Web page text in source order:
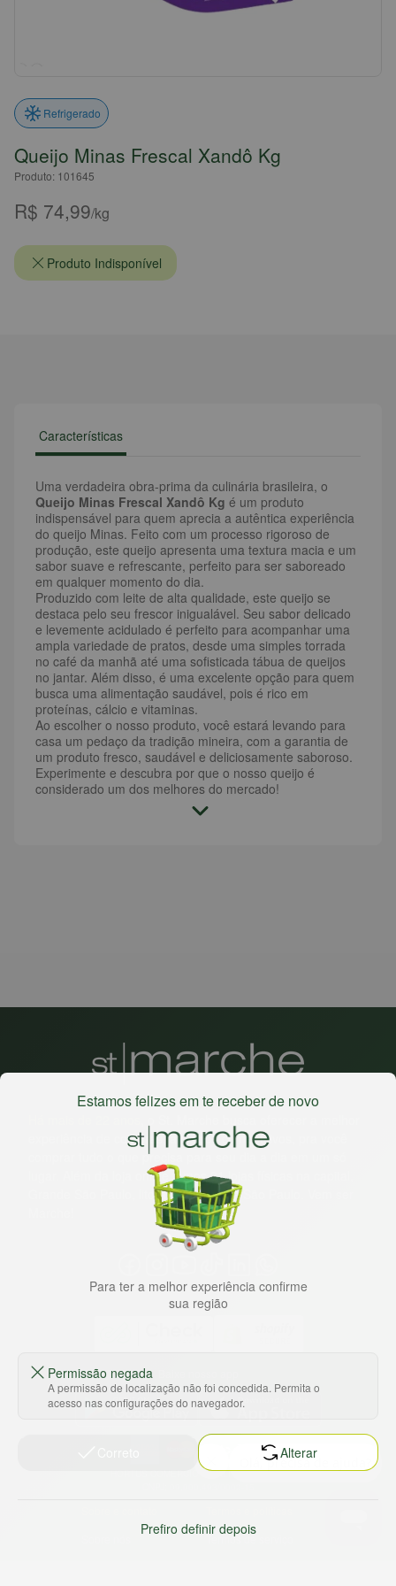
Refrigerado
Queijo Minas Frescal Xandô Kg
Produto: 101645
R$ 74,99/kg
Produto Indisponível
Características
Uma verdadeira obra-prima da culinária brasileira, o
Queijo Minas Frescal Xandô Kg é um produto
indispensável para quem aprecia a autêntica experiência
do queijo Minas. Feito com um processo rigoroso de
produção, este queijo apresenta uma textura macia e um
sabor suave e refrescante, perfeito para ser saboreado
em qualquer momento do dia.
Produzido com leite de alta qualidade, este queijo se
destaca pelo seu frescor inigualável. Seu sabor delicado
e levemente acidulado é perfeito para acompanhar uma
ampla variedade de pratos, desde uma simples torrada
no café da manhã até uma sofisticada tábua de queijos
no jantar. Além disso, é uma excelente opção para quem
busca uma alimentação saudável, pois é rico em
proteínas, cálcio e vitaminas.
Ao escolher o nosso produto, você estará levando para
casa um pedaço da tradição mineira, com a garantia de
um produto fresco, saudável e deliciosamente saboroso.
Experimente e descubra por que o nosso queijo é
considerado um dos melhores do mercado!
experiência de compras, a preços competitivos, pra você
comprar tudo o que precisa para seu dia a dia em um só
lugar. Além da loja online temos 31 lojas físicas na capital,
Grande São Paulo, litoral e interior de São Paulo. Vem ser
HORTUS COMERCIO DE ALIMENTOS S.A
Termos de serviço
Estamos felizes em te receber de novo
Para ter a melhor experiência confirme
sua região
Permissão negada
A permissão de localização não foi concedida. Permita o
acesso nas configurações do navegador.
Alterar
Prefiro definir depois